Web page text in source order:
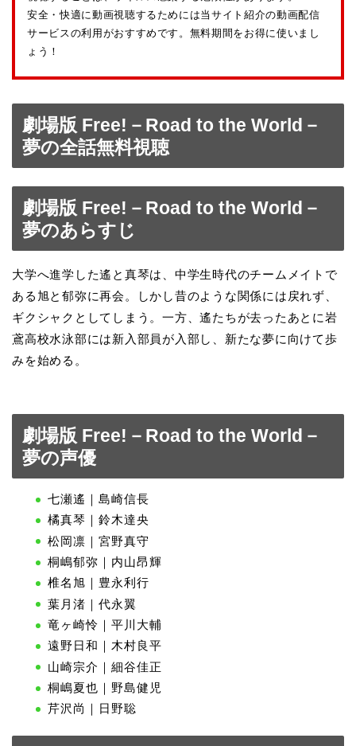
安全・快適に動画視聴するためには当サイト紹介の動画配信
サービスの利用がおすすめです。無料期間をお得に使いまし
ょう！
劇場版 Free!－Road to the World－
夢の全話無料視聴
劇場版 Free!－Road to the World－
夢のあらすじ
大学へ進学した遙と真琴は、中学生時代のチームメイトで
ある旭と郁弥に再会。しかし昔のような関係には戻れず、
ギクシャクとしてしまう。一方、遙たちが去ったあとに岩
鳶高校水泳部には新入部員が入部し、新たな夢に向けて歩
みを始める。
劇場版 Free!－Road to the World－
夢の声優
七瀬遙｜島崎信長
橘真琴｜鈴木達央
松岡凛｜宮野真守
桐嶋郁弥｜内山昂輝
椎名旭｜豊永利行
葉月渚｜代永翼
竜ヶ崎怜｜平川大輔
遠野日和｜木村良平
山崎宗介｜細谷佳正
桐嶋夏也｜野島健児
芹沢尚｜日野聡